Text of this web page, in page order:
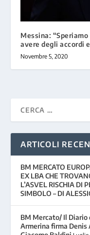
Messina:
avere degli accordi
Novembre 5, 2020
ARTICOLI
BM MERCATO
EX LBA CHE
L’ASVEL RISCHIA DI
SIMBOLO – DI
BM Mercato/ Il Diario
Armerina firma Denis